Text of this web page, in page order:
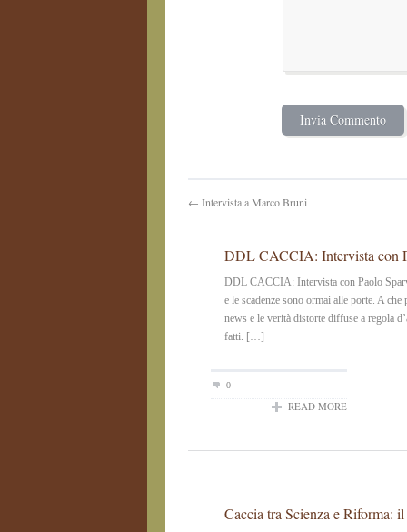
← Intervista a Marco Bruni
DDL CACCIA: Intervista con
DDL CACCIA: Intervista con Paolo
e le scadenze sono ormai alle porte. A
news e le verità distorte diffuse a regola
fatti. […]
0
READ MORE
Caccia tra Scienza e Riforma: